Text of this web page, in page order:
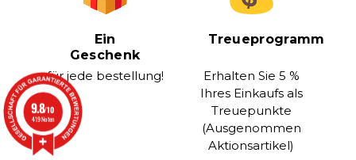
Ein
Geschenk
für jede bestellung!
Treueprogramm
Erhalten Sie 5 %
Ihres Einkaufs als
Treuepunkte
(Ausgenommen
Aktionsartikel)
9.8/10
419 Noten